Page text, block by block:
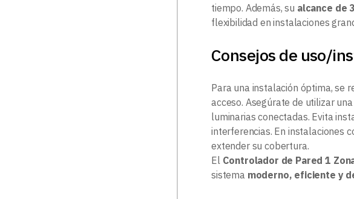
tiempo. Además, su alcance de
flexibilidad en instalaciones
Consejos de uso/
Para una instalación óptima, se
acceso. Asegúrate de utilizar una
luminarias conectadas. Evita
interferencias. En instalaciones
extender su cobertura.
El Controlador de Pared 1
sistema moderno, eficiente y